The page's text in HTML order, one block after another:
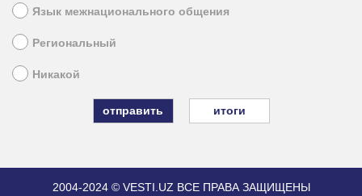
Язык межнационального общения
Региональный
Никакой
итоги
2004-2024 © VESTI.UZ ВСЕ ПРАВА ЗАЩИЩЕНЫ